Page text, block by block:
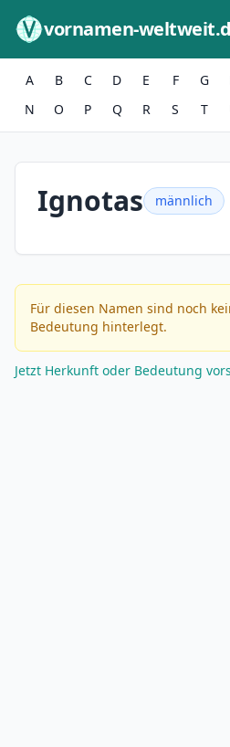
vornamen-
A B C D E F G
N
O P Q R S T
Ignotas männlich
Für diesen Namen sind noch
Bedeutung hinterlegt.
Jetzt Herkunft oder Bedeutung